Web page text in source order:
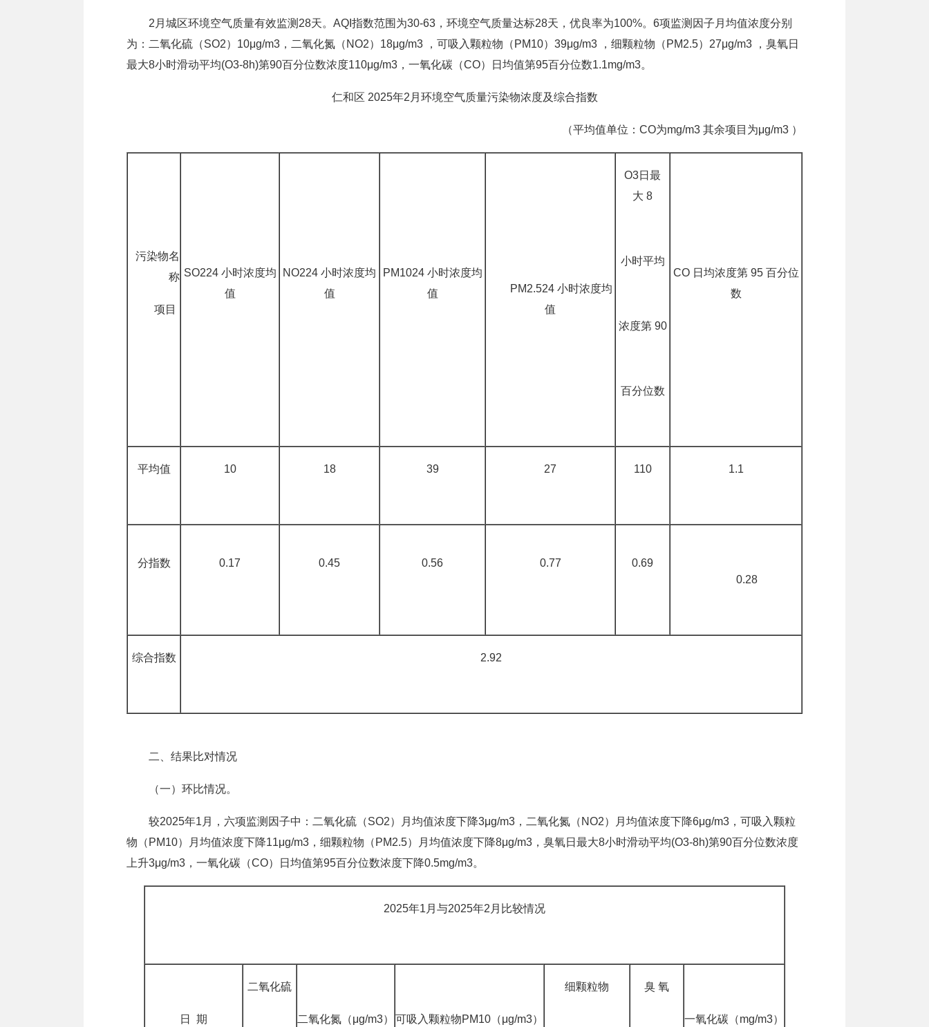
2月城区环境空气质量有效监测28天。AQI指数范围为30-63，环境空气质量达标28天，优良率为100%。6项监测因子月均值浓度分别
为：二氧化硫（SO2）10μg/m3，二氧化氮（NO2）18μg/m3 ，可吸入颗粒物（PM10）39μg/m3 ，细颗粒物（PM2.5）27μg/m3 ，臭氧日
最大8小时滑动平均(O3-8h)第90百分位数浓度110μg/m3，一氧化碳（CO）日均值第95百分位数1.1mg/m3。
仁和区 2025年2月环境空气质量污染物浓度及综合指数
（平均值单位：CO为mg/m3 其余项目为μg/m3 ）
污染物名
称
项目
SO224 小时浓度均
值
NO224 小时浓度均
值
PM1024 小时浓度均
值
PM2.524 小时浓度均
值
O3日最
大 8
小时平均
浓度第 90
百分位数
CO 日均浓度第 95 百分位
数
平均值 10 18 39 27 110 1.1
分指数 0.17 0.45 0.56 0.77
0.69
0.28
综合指数 2.92
二、结果比对情况
（一）环比情况。
较2025年1月，六项监测因子中：二氧化硫（SO2）月均值浓度下降3μg/m3，二氧化氮（NO2）月均值浓度下降6μg/m3，可吸入颗粒
物（PM10）月均值浓度下降11μg/m3，细颗粒物（PM2.5）月均值浓度下降8μg/m3，臭氧日最大8小时滑动平均(O3-8h)第90百分位数浓度
上升3μg/m3，一氧化碳（CO）日均值第95百分位数浓度下降0.5mg/m3。
2025年1月与2025年2月比较情况
日 期
二氧化硫
二氧化氮（μg/m3） 可吸入颗粒物PM10（μg/m3）
细颗粒物 臭 氧
一氧化碳（mg/m3）